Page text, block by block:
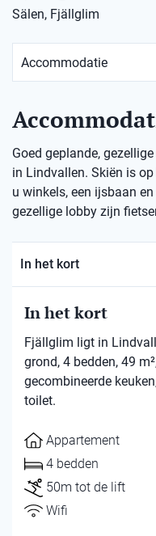
Sälen, Fjällglim
Goed geplande,
in Lindvallen. Skiën is
u winkels, een ijsbaan
gezellige lobby zijn
In het kort
In het kort
Fjällglim ligt in
grond, 4 bedden, 49
gecombineerde
toilet.
Appartement
4 bedden
50m tot de lift
Wifi